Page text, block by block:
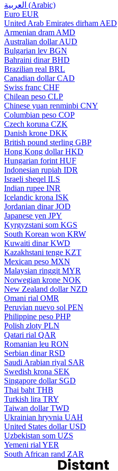
العربية (Arabic)
Euro EUR
United Arab Emirates dirham AED
Armenian dram AMD
Australian dollar AUD
Bulgarian lev BGN
Bahraini dinar BHD
Brazilian real BRL
Canadian dollar CAD
Swiss franc CHF
Chilean peso CLP
Chinese yuan renminbi CNY
Columbian peso COP
Czech koruna CZK
Danish krone DKK
British pound sterling GBP
Hong Kong dollar HKD
Hungarian forint HUF
Indonesian rupiah IDR
Israeli sheqel ILS
Indian rupee INR
Icelandic krona ISK
Jordanian dinar JOD
Japanese yen JPY
Kyrgyzstani som KGS
South Korean won KRW
Kuwaiti dinar KWD
Kazakhstani tenge KZT
Mexican peso MXN
Malaysian ringgit MYR
Norwegian krone NOK
New Zealand dollar NZD
Omani rial OMR
Peruvian nuevo sol PEN
Philippine peso PHP
Polish zloty PLN
Qatari rial QAR
Romanian leu RON
Serbian dinar RSD
Saudi Arabian riyal SAR
Swedish krona SEK
Singapore dollar SGD
Thai baht THB
Turkish lira TRY
Taiwan dollar TWD
Ukrainian hryvnia UAH
United States dollar USD
Uzbekistan som UZS
Yemeni rial YER
South African rand ZAR